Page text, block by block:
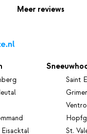
Meer reviews
Eisacktal
Saint
St.